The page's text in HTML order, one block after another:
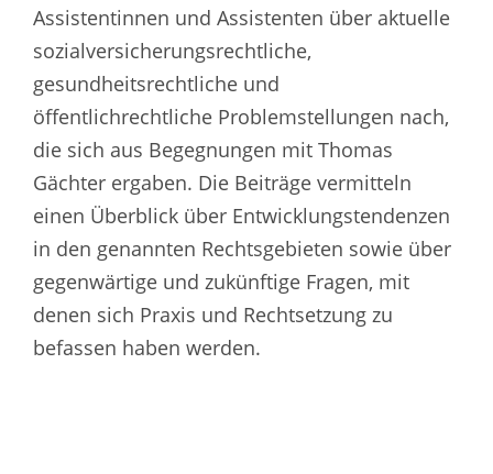
Assistentinnen und Assistenten über aktuelle
sozialversicherungsrechtliche,
gesundheitsrechtliche und
öffentlichrechtliche Problemstellungen nach,
die sich aus Begegnungen mit Thomas
Gächter ergaben. Die Beiträge vermitteln
einen Überblick über Entwicklungstendenzen
in den genannten Rechtsgebieten sowie über
gegenwärtige und zukünftige Fragen, mit
denen sich Praxis und Rechtsetzung zu
befassen haben werden.